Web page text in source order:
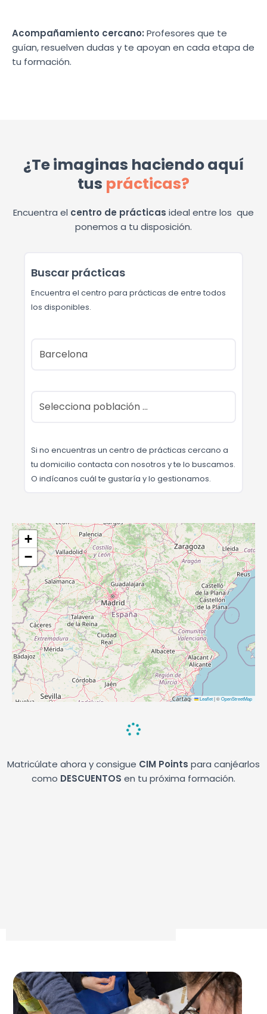
Acompañamiento cercano: Profesores que te
guían, resuelven dudas y te apoyan en cada etapa de
tu formación.
¿Te imaginas haciendo aquí
tus prácticas?
Encuentra el centro de prácticas ideal entre los que
ponemos a tu disposición.
Buscar prácticas
Encuentra el centro para prácticas de entre todos
los disponibles.
Si no encuentras un centro de prácticas cercano a
tu domicilio contacta con nosotros y te lo buscamos.
O indícanos cuál te gustaría y lo gestionamos.
+
−
Leaflet|©OpenStreetMap
Matricúlate ahora y consigue CIM Points para canjéarlos
como DESCUENTOS en tu próxima formación.